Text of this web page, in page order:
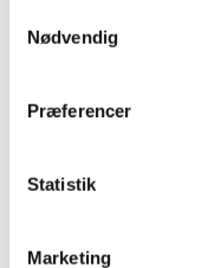
Nødvendig
Præferencer
Statistik
Marketing
Frederiksberg Kirke.
uanset om du er